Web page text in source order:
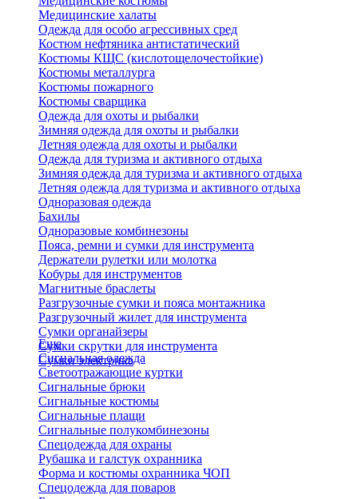
Медицинские халаты
Одежда для особо агрессивных сред
Костюм нефтяника антистатический
Костюмы КЩС (кислотощелочестойкие)
Костюмы металлурга
Костюмы пожарного
Костюмы сварщика
Одежда для охоты и рыбалки
Зимняя одежда для охоты и рыбалки
Летняя одежда для охоты и рыбалки
Одежда для туризма и активного отдыха
Зимняя одежда для туризма и активного отдыха
Летняя одежда для туризма и активного отдыха
Одноразовая одежда
Бахилы
Одноразовые комбинезоны
Пояса, ремни и сумки для инструмента
Держатели рулетки или молотка
Кобуры для инструментов
Магнитные браслеты
Разгрузочные сумки и пояса монтажника
Разгрузочный жилет для инструмента
Сумки органайзеры
Сумки скрутки для инструмента
Сумки электрика
Еще
Сигнальная одежда
Светоотражающие куртки
Сигнальные брюки
Сигнальные костюмы
Сигнальные плащи
Сигнальные полукомбинезоны
Спецодежда для охраны
Рубашка и галстук охранника
Форма и костюмы охранника ЧОП
Спецодежда для поваров